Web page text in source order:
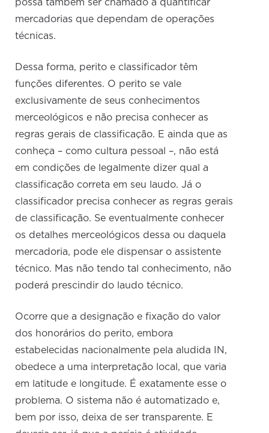
possa também ser chamado a quantificar
mercadorias que dependam de operações
técnicas.
Dessa forma, perito e classificador têm
funções diferentes. O perito se vale
exclusivamente de seus conhecimentos
merceológicos e não precisa conhecer as
regras gerais de classificação. E ainda que as
conheça – como cultura pessoal –, não está
em condições de legalmente dizer qual a
classificação correta em seu laudo. Já o
classificador precisa conhecer as regras gerais
de classificação. Se eventualmente conhecer
os detalhes merceológicos dessa ou daquela
mercadoria, pode ele dispensar o assistente
técnico. Mas não tendo tal conhecimento, não
poderá prescindir do laudo técnico.
Ocorre que a designação e fixação do valor
dos honorários do perito, embora
estabelecidas nacionalmente pela aludida IN,
obedece a uma interpretação local, que varia
em latitude e longitude. É exatamente esse o
problema. O sistema não é automatizado e,
bem por isso, deixa de ser transparente. E